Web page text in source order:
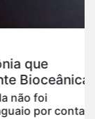
foi
por conta